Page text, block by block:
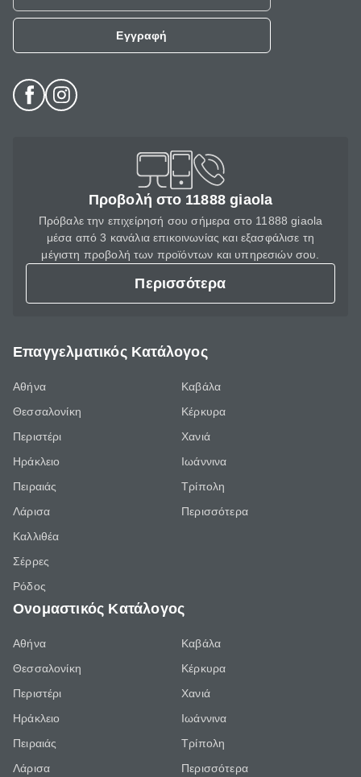
Εγγραφή
Προβολή στο 11888 giaola
Πρόβαλε την επιχείρησή σου σήμερα στο 11888 giaola
μέσα από 3 κανάλια επικοινωνίας και εξασφάλισε τη
μέγιστη προβολή των προϊόντων και υπηρεσιών σου.
Περισσότερα
Επαγγελματικός Κατάλογος
Αθήνα
Θεσσαλονίκη
Περιστέρι
Ηράκλειο
Πειραιάς
Λάρισα
Καλλιθέα
Σέρρες
Ρόδος
Καβάλα
Κέρκυρα
Χανιά
Ιωάννινα
Τρίπολη
Περισσότερα
Ονομαστικός Κατάλογος
Αθήνα
Θεσσαλονίκη
Περιστέρι
Ηράκλειο
Πειραιάς
Λάρισα
Καβάλα
Κέρκυρα
Χανιά
Ιωάννινα
Τρίπολη
Περισσότερα